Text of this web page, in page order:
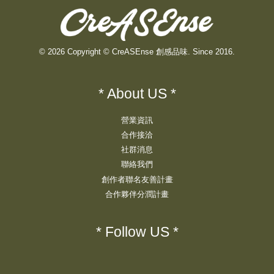
© 2026 Copyright © CreASEnse 創感品味. Since 2016.
* About US *
營業資訊
合作接洽
社群消息
聯絡我們
創作者聯名友善計畫
合作夥伴分潤計畫
* Follow US *